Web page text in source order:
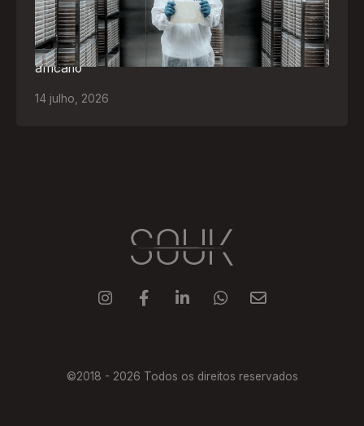
Empresa participará da FILDA 2026, em Luanda,
levando tecnologias brasileiras para tratamento de
feridas, ostomia e proteção cutânea ao mercado
africano
14 julho 2026
    
©2018 - 2026 Todos os direitos reservados